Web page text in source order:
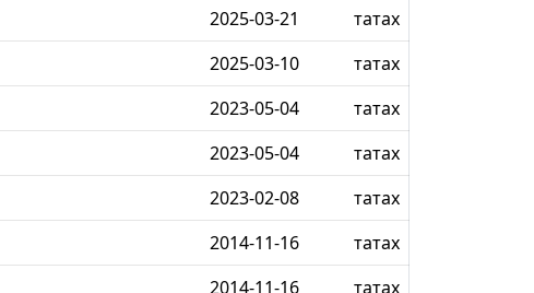
2025-03-21
татах
2025-03-10
татах
2023-05-04
татах
2023-05-04
татах
2023-02-08
татах
2014-11-16
татах
2014-11-16 татах